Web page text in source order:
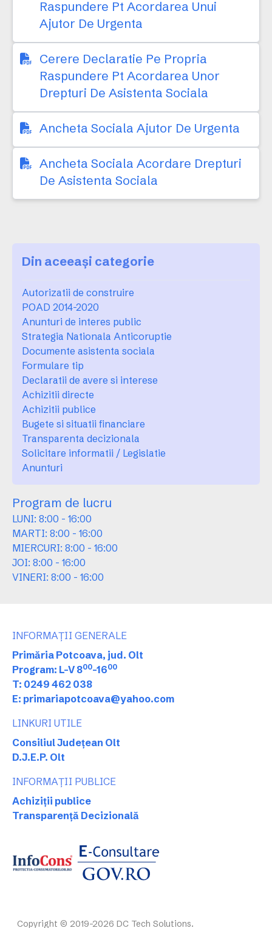
Raspundere Pt Acordarea Unui
Ajutor De Urgenta
Cerere Declaratie Pe Propria
Raspundere Pt Acordarea Unor
Drepturi De Asistenta Sociala
Ancheta Sociala Ajutor De Urgenta
Ancheta Sociala Acordare Drepturi
De Asistenta Sociala
Din aceeași categorie
Autorizatii de construire
POAD 2014-2020
Anunturi de interes public
Strategia Nationala Anticoruptie
Documente asistenta sociala
Formulare tip
Declaratii de avere si interese
Achizitii directe
Achizitii publice
Bugete si situatii financiare
Transparenta decizionala
Solicitare informatii / Legislatie
Anunturi
Program de lucru
LUNI: 8:00 - 16:00
MARTI: 8:00 - 16:00
MIERCURI: 8:00 - 16:00
JOI: 8:00 - 16:00
VINERI: 8:00 - 16:00
INFORMAȚII GENERALE
Primăria Potcoava, jud. Olt
Program: L-V 800-1600
T: 0249 462 038
E: primariapotcoava@yahoo.com
LINKURI UTILE
Consiliul Județean Olt
D.J.E.P. Olt
INFORMAȚII PUBLICE
Achiziții publice
Transparență Decizională
Copyright © 2019-2026 DC Tech Solutions.